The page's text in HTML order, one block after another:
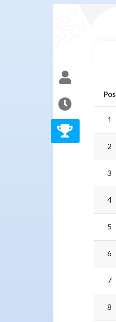
Pos
1
2
3
4
5
6
7
8